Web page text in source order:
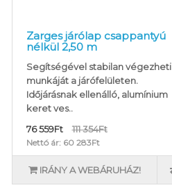
Zarges járólap csappantyú
nélkül 2,50 m
Segítségével stabilan végezheti
munkáját a járófelületen.
Időjárásnak ellenálló, alumínium
keret ves..
76 559Ft
111 354Ft
Nettó ár: 60 283Ft
IRÁNY A WEBÁRUHÁZ!